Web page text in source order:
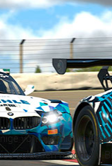
von ihnen sind
zulassen möchten.